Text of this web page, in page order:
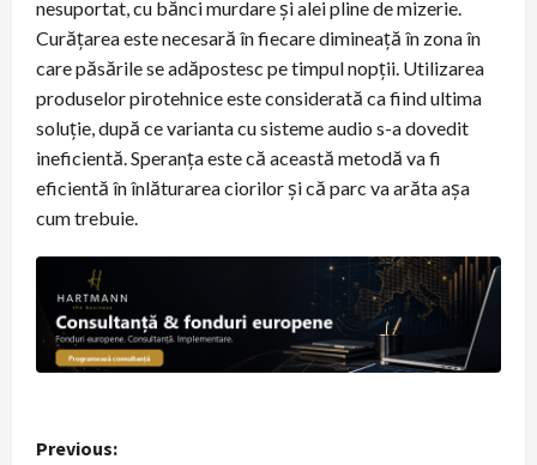
nesuportat, cu bănci murdare și alei pline de mizerie.
Curățarea este necesară în fiecare dimineață în zona în
care păsările se adăpostesc pe timpul nopții. Utilizarea
produselor pirotehnice este considerată ca fiind ultima
soluție, după ce varianta cu sisteme audio s-a dovedit
ineficientă. Speranța este că această metodă va fi
eficientă în înlăturarea ciorilor și că parc va arăta așa
cum trebuie.
P
Previous: